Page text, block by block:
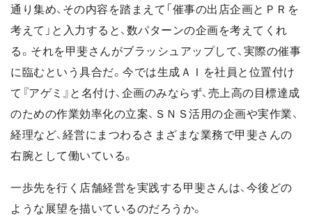
通り集め、その内容を踏まえて「催事の出店企画とＰＲを
考えて」と入力すると、数パターンの企画を考えてくれ
る。それを甲斐さんがブラッシュアップして、実際の催事
に臨むという具合だ。今では生成ＡＩを社員と位置付け
て『アゲミ』と名付け、企画のみならず、売上高の目標達成
のための作業効率化の立案、ＳＮＳ活用の企画や実作業、
経理など、経営にまつわるさまざまな業務で甲斐さんの
右腕として働いている。
一歩先を行く店舗経営を実践する甲斐さんは、今後どの
ような展望を描いているのだろうか。